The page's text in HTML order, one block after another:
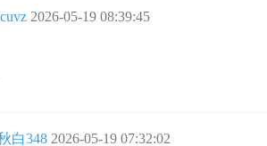
2026-05-19 08:39:45
白348 2026-05-19 07:32:02